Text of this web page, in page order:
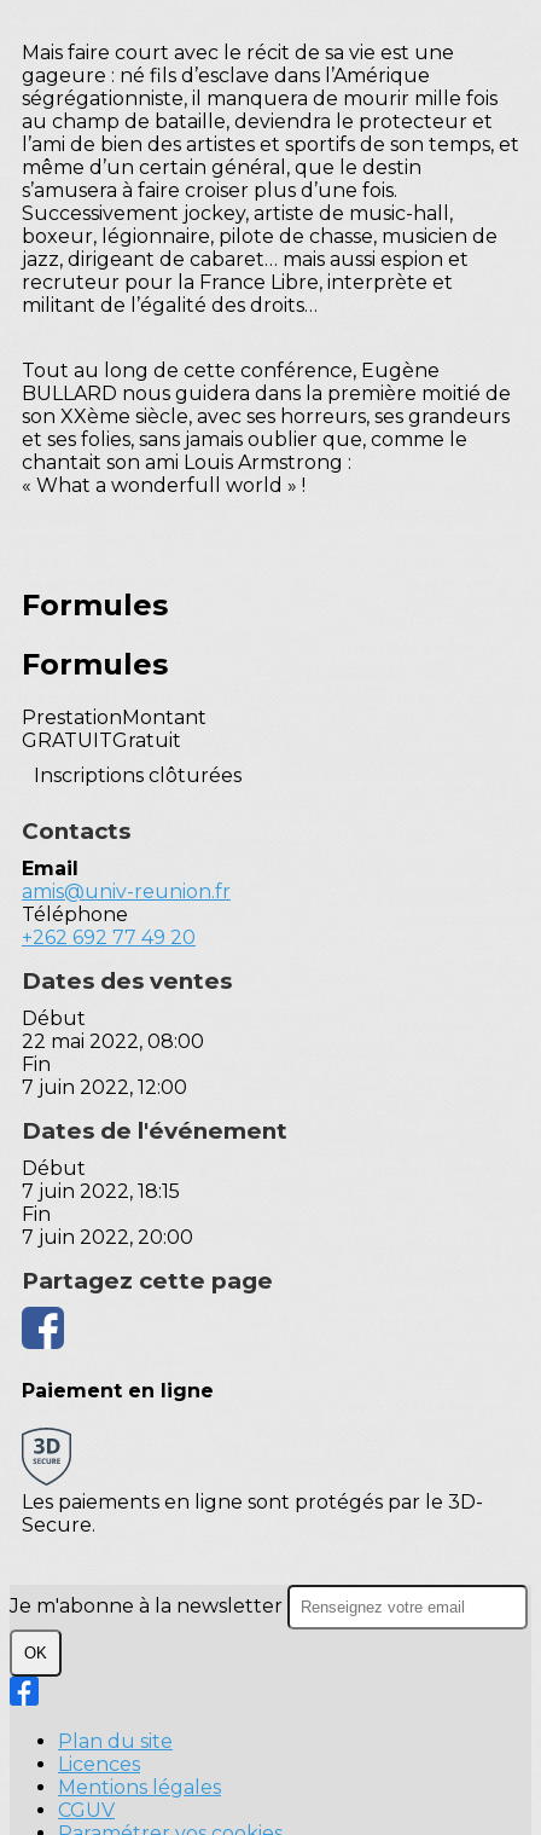
Mais faire court avec le récit de sa vie est une
gageure : né fils d’esclave dans l’Amérique
ségrégationniste, il manquera de mourir mille fois
au champ de bataille, deviendra le protecteur et
l’ami de bien des artistes et sportifs de son temps, et
même d’un certain général, que le destin
s’amusera à faire croiser plus d’une fois.
Successivement jockey, artiste de music-hall,
boxeur, légionnaire, pilote de chasse, musicien de
jazz, dirigeant de cabaret… mais aussi espion et
recruteur pour la France Libre, interprète et
militant de l’égalité des droits…
Tout au long de cette conférence, Eugène
BULLARD nous guidera dans la première moitié de
son XXème siècle, avec ses horreurs, ses grandeurs
et ses folies, sans jamais oublier que, comme le
chantait son ami Louis Armstrong :
« What a wonderfull world » !
Formules
Formules
PrestationMontant
GRATUITGratuit
Inscriptions clôturées
Contacts
Email
amis@univ-reunion.fr
Téléphone
+262 692 77 49 20
Dates des ventes
Début
22 mai 2022, 08:00
Fin
7 juin 2022, 12:00
Dates de l'événement
Début
7 juin 2022, 18:15
Fin
7 juin 2022, 20:00
Partagez cette page
Paiement en ligne
Les paiements en ligne sont protégés par le 3D-
Secure.
Je m'abonne à la newsletter
OK
Plan du site
Licences
Mentions légales
CGUV